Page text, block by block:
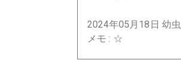
2024年05月18日 幼虫
メモ : ☆